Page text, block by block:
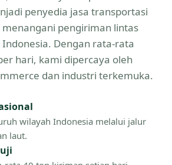
penyedia jasa transportasi
pengiriman lintas
Dengan rata-rata
hari, kami dipercaya oleh
dan industri terkemuka.
wilayah Indonesia melalui jalur
laut.